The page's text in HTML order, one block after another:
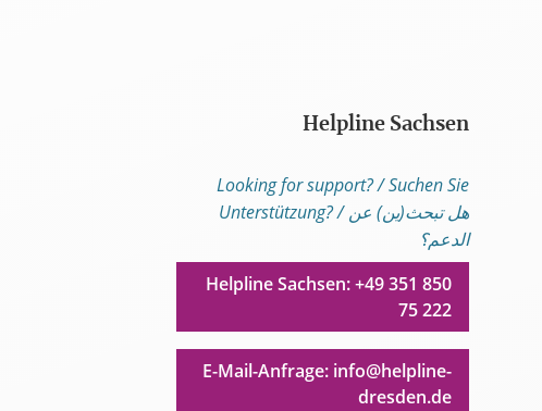
Helpline Sachsen
Looking for support? / Suchen Sie
Unterstützung? / هل تبحث(ين) عن
الدعم؟
Helpline Sachsen: +49 351 850
75 222
E-Mail-Anfrage: info@helpline-
dresden.de